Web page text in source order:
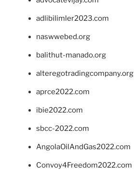
adlibilimler2023.com
naswwebed.org
balithut-manado.org
alteregotradingcompany.org
aprce2022.com
ibie2022.com
sbcc-2022.com
AngolaOilAndGas2022.com
Convoy4Freedom2022.com